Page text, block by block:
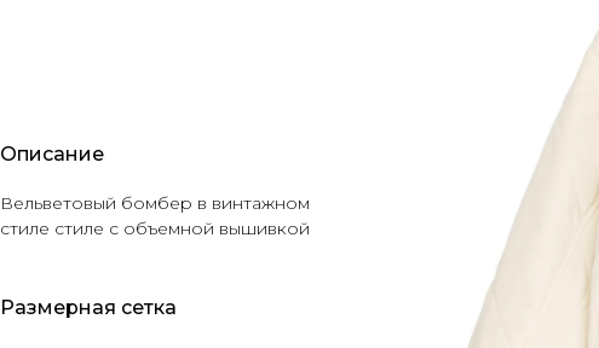
Описание
Вельветовый бомбер в винтажном
стиле стиле с объемной вышивкой
Размерная сетка